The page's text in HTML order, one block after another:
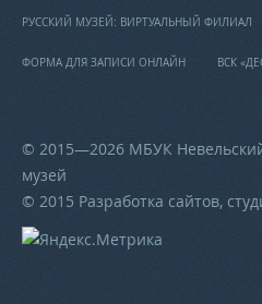
РУССКИЙ МУЗЕЙ: ВИРТУАЛЬНЫЙ ФИЛИАЛ
ФОРМА ДЛЯ ЗАПИСИ ОНЛАЙН ВСК
© 2015—2026 МБУК
музей
© 2015 Разработка сайтов,